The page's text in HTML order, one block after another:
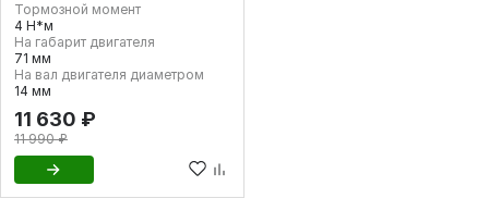
Тормозной момент
4 Н*м
На габарит двигателя
71 мм
На вал двигателя диаметром
14 мм
11 630 ₽
11 990 ₽